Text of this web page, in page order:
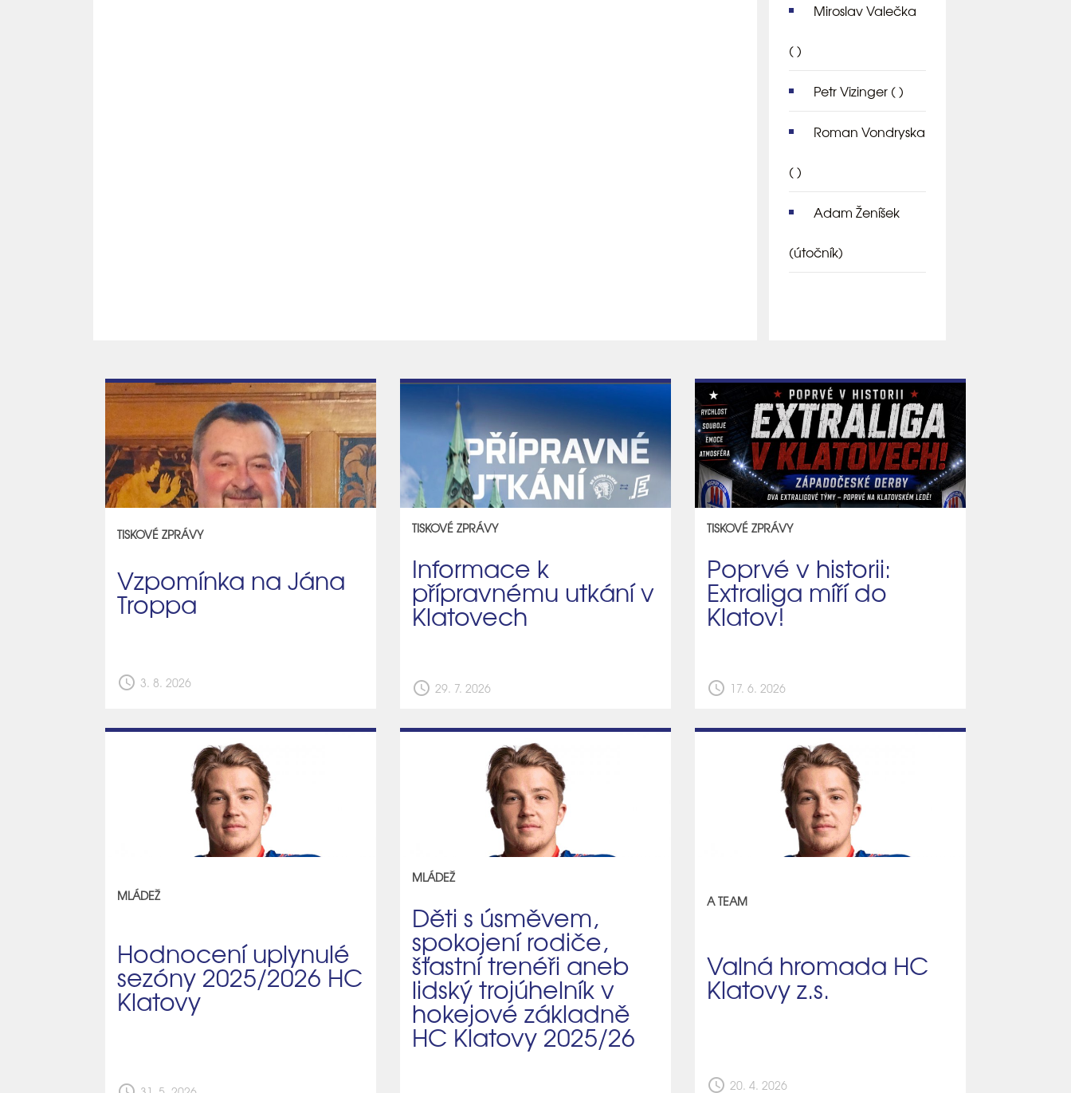
Miroslav Valečka
( )
Petr Vizinger ( )
Roman Vondryska
( )
Adam Ženíšek
(útočník)
TISKOVÉ ZPRÁVY
Vzpomínka na Jána
Troppa
schedule 3. 8. 2026
TISKOVÉ ZPRÁVY
Informace k
přípravnému utkání v
Klatovech
schedule 29. 7. 2026
TISKOVÉ ZPRÁVY
Poprvé v historii:
Extraliga míří do
Klatov!
schedule 17. 6. 2026
MLÁDEŽ
Hodnocení uplynulé
sezóny 2025/2026 HC
Klatovy
MLÁDEŽ
Děti s úsměvem,
spokojení rodiče,
šťastní trenéři aneb
lidský trojúhelník v
hokejové základně
HC Klatovy 2025/26
A TEAM
Valná hromada HC
Klatovy z.s.
schedule 20. 4. 2026